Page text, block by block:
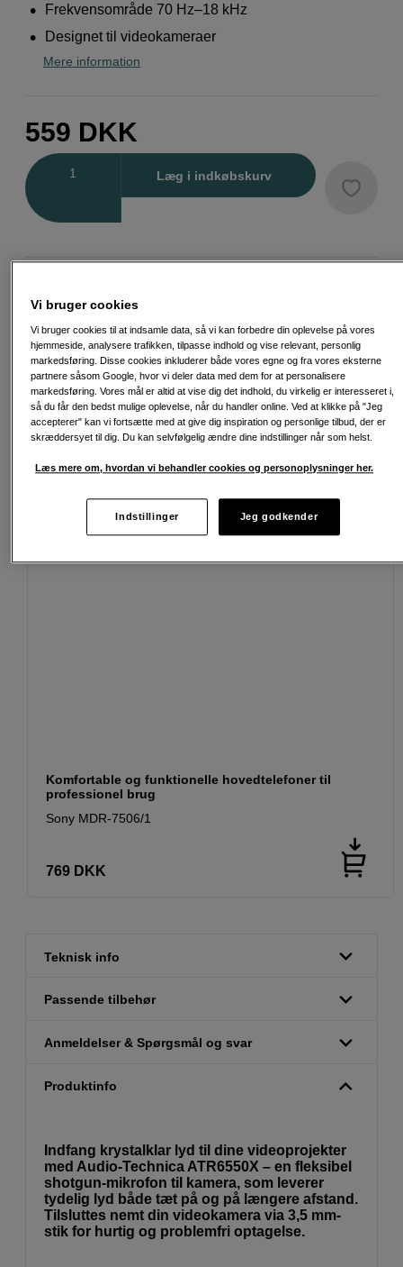
Frekvensområde 70 Hz–18 kHz
Designet til videokameraer
Mere information
559 DKK
Læg i indkøbskurv
30 dages returret
Personlig service og ekspertrådgivning
Komfortable og funktionelle hovedtelefoner til
professionel brug
Sony MDR-7506/1
769 DKK
Teknisk info
Passende tilbehør
Anmeldelser & Spørgsmål og svar
Produktinfo
Indfang krystalklar lyd til dine videoprojekter
med Audio-Technica ATR6550X – en fleksibel
shotgun-mikrofon til kamera, som leverer
tydelig lyd både tæt på og på længere afstand.
Tilsluttes nemt din videokamera via 3,5 mm-
stik for hurtig og problemfri optagelse.
Vi bruger cookies
Vi bruger cookies til at indsamle data, så vi kan forbedre din oplevelse på vores
hjemmeside, analysere trafikken, tilpasse indhold og vise relevant, personlig
markedsføring. Disse cookies inkluderer både vores egne og fra vores eksterne
partnere såsom Google, hvor vi deler data med dem for at personalisere
markedsføring. Vores mål er altid at vise dig det indhold, du virkelig er interesseret i,
så du får den bedst mulige oplevelse, når du handler online. Ved at klikke på "Jeg
accepterer" kan vi fortsætte med at give dig inspiration og personlige tilbud, der er
skræddersyet til dig. Du kan selvfølgelig ændre dine indstillinger når som helst.
Læs mere om, hvordan vi behandler cookies og personoplysninger her.
Indstillinger Jeg godkender